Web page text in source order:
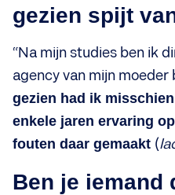
gezien spijt
“Na mijn studies ben ik
agency van mijn moeder
gezien had ik
enkele jaren ervaring
fouten daar gemaakt (
Ben je iemand